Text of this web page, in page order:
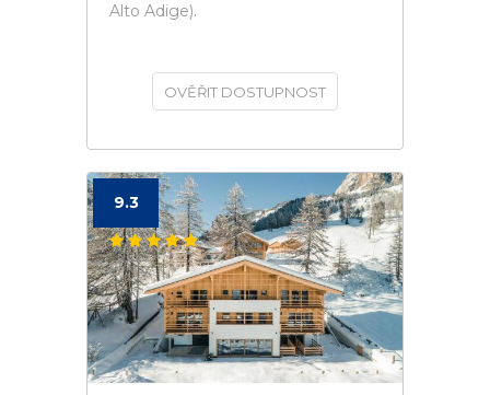
Alto Adige).
OVĚŘIT DOSTUPNOST
9.3